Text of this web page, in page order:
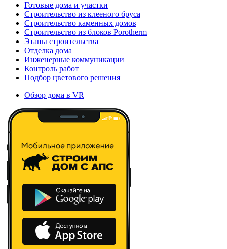
Готовые дома и участки
Строительство из клееного бруса
Строительство каменных домов
Строительство из блоков Porotherm
Этапы строительства
Отделка дома
Инженерные коммуникации
Контроль работ
Подбор цветового решения
Обзор дома в VR